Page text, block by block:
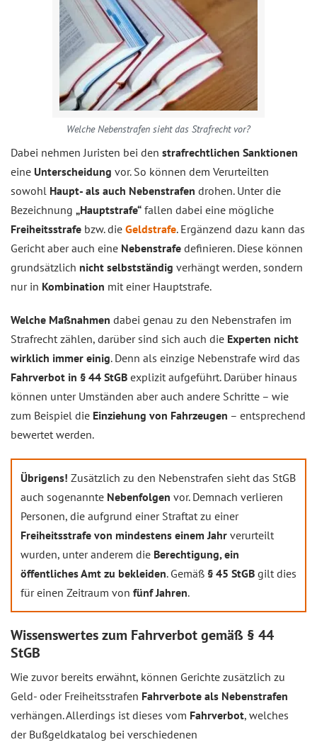
Welche Nebenstrafen sieht das Strafrecht vor?
Dabei nehmen Juristen bei den strafrechtlichen Sanktionen
eine Unterscheidung vor. So können dem Verurteilten
sowohl Haupt- als auch Nebenstrafen drohen. Unter die
Bezeichnung „Hauptstrafe“ fallen dabei eine mögliche
Freiheitsstrafe bzw. die Geldstrafe. Ergänzend dazu kann das
Gericht aber auch eine Nebenstrafe definieren. Diese können
grundsätzlich nicht selbstständig verhängt werden, sondern
nur in Kombination mit einer Hauptstrafe.
Welche Maßnahmen dabei genau zu den Nebenstrafen im
Strafrecht zählen, darüber sind sich auch die Experten nicht
wirklich immer einig. Denn als einzige Nebenstrafe wird das
Fahrverbot in § 44 StGB explizit aufgeführt. Darüber hinaus
können unter Umständen aber auch andere Schritte – wie
zum Beispiel die Einziehung von Fahrzeugen – entsprechend
bewertet werden.
Übrigens! Zusätzlich zu den Nebenstrafen sieht das StGB
auch sogenannte Nebenfolgen vor. Demnach verlieren
Personen, die aufgrund einer Straftat zu einer
Freiheitsstrafe von mindestens einem Jahr verurteilt
wurden, unter anderem die Berechtigung, ein
öffentliches Amt zu bekleiden. Gemäß § 45 StGB gilt dies
für einen Zeitraum von fünf Jahren.
Wissenswertes zum Fahrverbot gemäß § 44
StGB
Wie zuvor bereits erwähnt, können Gerichte zusätzlich zu
Geld- oder Freiheitsstrafen Fahrverbote als Nebenstrafen
verhängen. Allerdings ist dieses vom Fahrverbot, welches
der Bußgeldkatalog bei verschiedenen